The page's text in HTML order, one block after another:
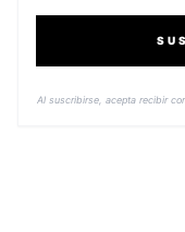
Al suscribirse, acepta recibir